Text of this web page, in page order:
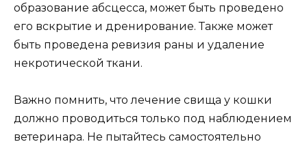
образование абсцесса, может быть проведено
его вскрытие и дренирование. Также может
быть проведена ревизия раны и удаление
некротической ткани.
Важно помнить, что лечение свища у кошки
должно проводиться только под наблюдением
ветеринара. Не пытайтесь самостоятельно